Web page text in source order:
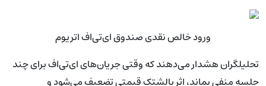
ورود خالص نقدی صندوق ای‌تی‌اف اتریوم
تحلیلگران هشدار می‌دهند که وقتی جریان‌های ای‌تی‌اف برای چند
جلسه منفی بماند، اثر بالشتک قیمتی تضعیف می‌شود و